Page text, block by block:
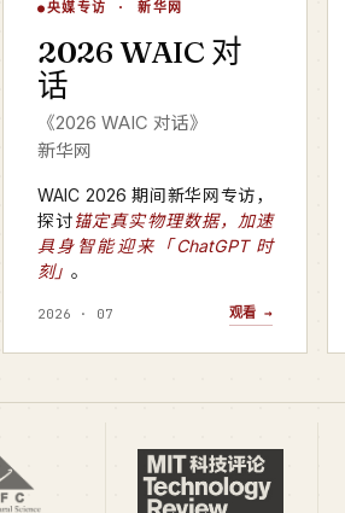
新华网 · 2026
▶
央媒专访 · 新华网
2026 WAIC 对
话
《2026 WAIC 对话》
新华网
WAIC 2026 期间新华网专访，
探讨锚定真实物理数据，加速
具身智能迎来「ChatGPT 时
刻」 。
2026 · 07 观看 →